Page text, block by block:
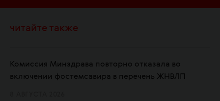
читайте также
Комиссия Минздрава повторно отказала во
включении фостемсавира в перечень ЖНВЛП